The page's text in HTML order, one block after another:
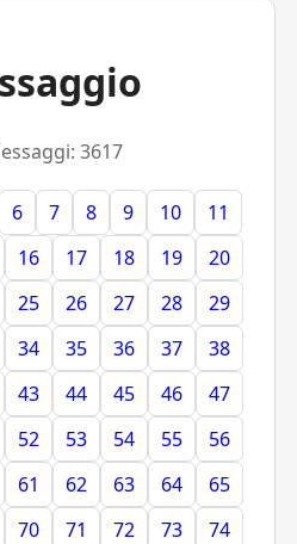
3617
6 7 8 9 10
11
16 17 18 19
20
25 26 27 28
29
34 35 36 37
38
43 44 45 46
47
52 53 54 55
56
61 62 63 64
65
70 71 72 73
74